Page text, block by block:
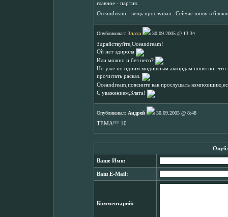
главное - партия.
Oceandream - вещь прослушал...Сейчас пишу в
Опубликовал: Злата
30.09.2005 @ 13:34
Здрайствуйте,Oceandream!
Ой нет эдирола
Или можно и без него?
Но уже по одним мидишным аккордам понятно, что
прочитать расказ.
Oceandream,поясните как прослушать
С уважением,Злата!
Опубликовал: Андрей
30.09.2005 @ 8:48
ТЕМА!!! 10
Ваше Имя:
Ваш E-Mail:
Комментарий: